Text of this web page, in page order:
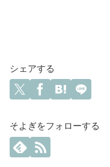
シェアする
そよぎをフォローする